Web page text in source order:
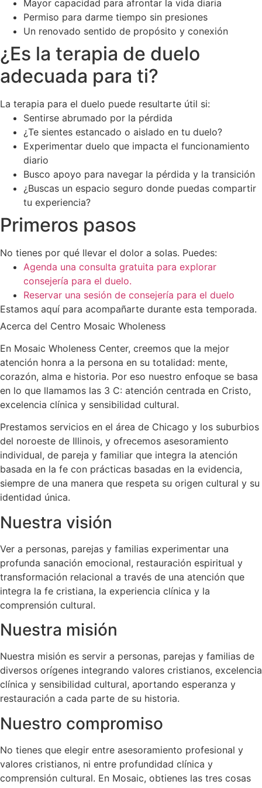
Mayor capacidad para afrontar la vida diaria
Permiso para darme tiempo sin presiones
Un renovado sentido de propósito y conexión
¿Es la terapia de duelo
adecuada para ti?
La terapia para el duelo puede resultarte útil si:
Sentirse abrumado por la pérdida
¿Te sientes estancado o aislado en tu duelo?
Experimentar duelo que impacta el funcionamiento
diario
Busco apoyo para navegar la pérdida y la transición
¿Buscas un espacio seguro donde puedas compartir
tu experiencia?
Primeros pasos
No tienes por qué llevar el dolor a solas. Puedes:
Agenda una consulta gratuita para explorar
consejería para el duelo.
Reservar una sesión de consejería para el duelo
Estamos aquí para acompañarte durante esta temporada.
Acerca del Centro Mosaic Wholeness
En Mosaic Wholeness Center, creemos que la mejor
atención honra a la persona en su totalidad: mente,
corazón, alma e historia. Por eso nuestro enfoque se basa
en lo que llamamos las 3 C: atención centrada en Cristo,
excelencia clínica y sensibilidad cultural.
Prestamos servicios en el área de Chicago y los suburbios
del noroeste de Illinois, y ofrecemos asesoramiento
individual, de pareja y familiar que integra la atención
basada en la fe con prácticas basadas en la evidencia,
siempre de una manera que respeta su origen cultural y su
identidad única.
Nuestra visión
Ver a personas, parejas y familias experimentar una
profunda sanación emocional, restauración espiritual y
transformación relacional a través de una atención que
integra la fe cristiana, la experiencia clínica y la
comprensión cultural.
Nuestra misión
Nuestra misión es servir a personas, parejas y familias de
diversos orígenes integrando valores cristianos, excelencia
clínica y sensibilidad cultural, aportando esperanza y
restauración a cada parte de su historia.
Nuestro compromiso
No tienes que elegir entre asesoramiento profesional y
valores cristianos, ni entre profundidad clínica y
comprensión cultural. En Mosaic, obtienes las tres cosas